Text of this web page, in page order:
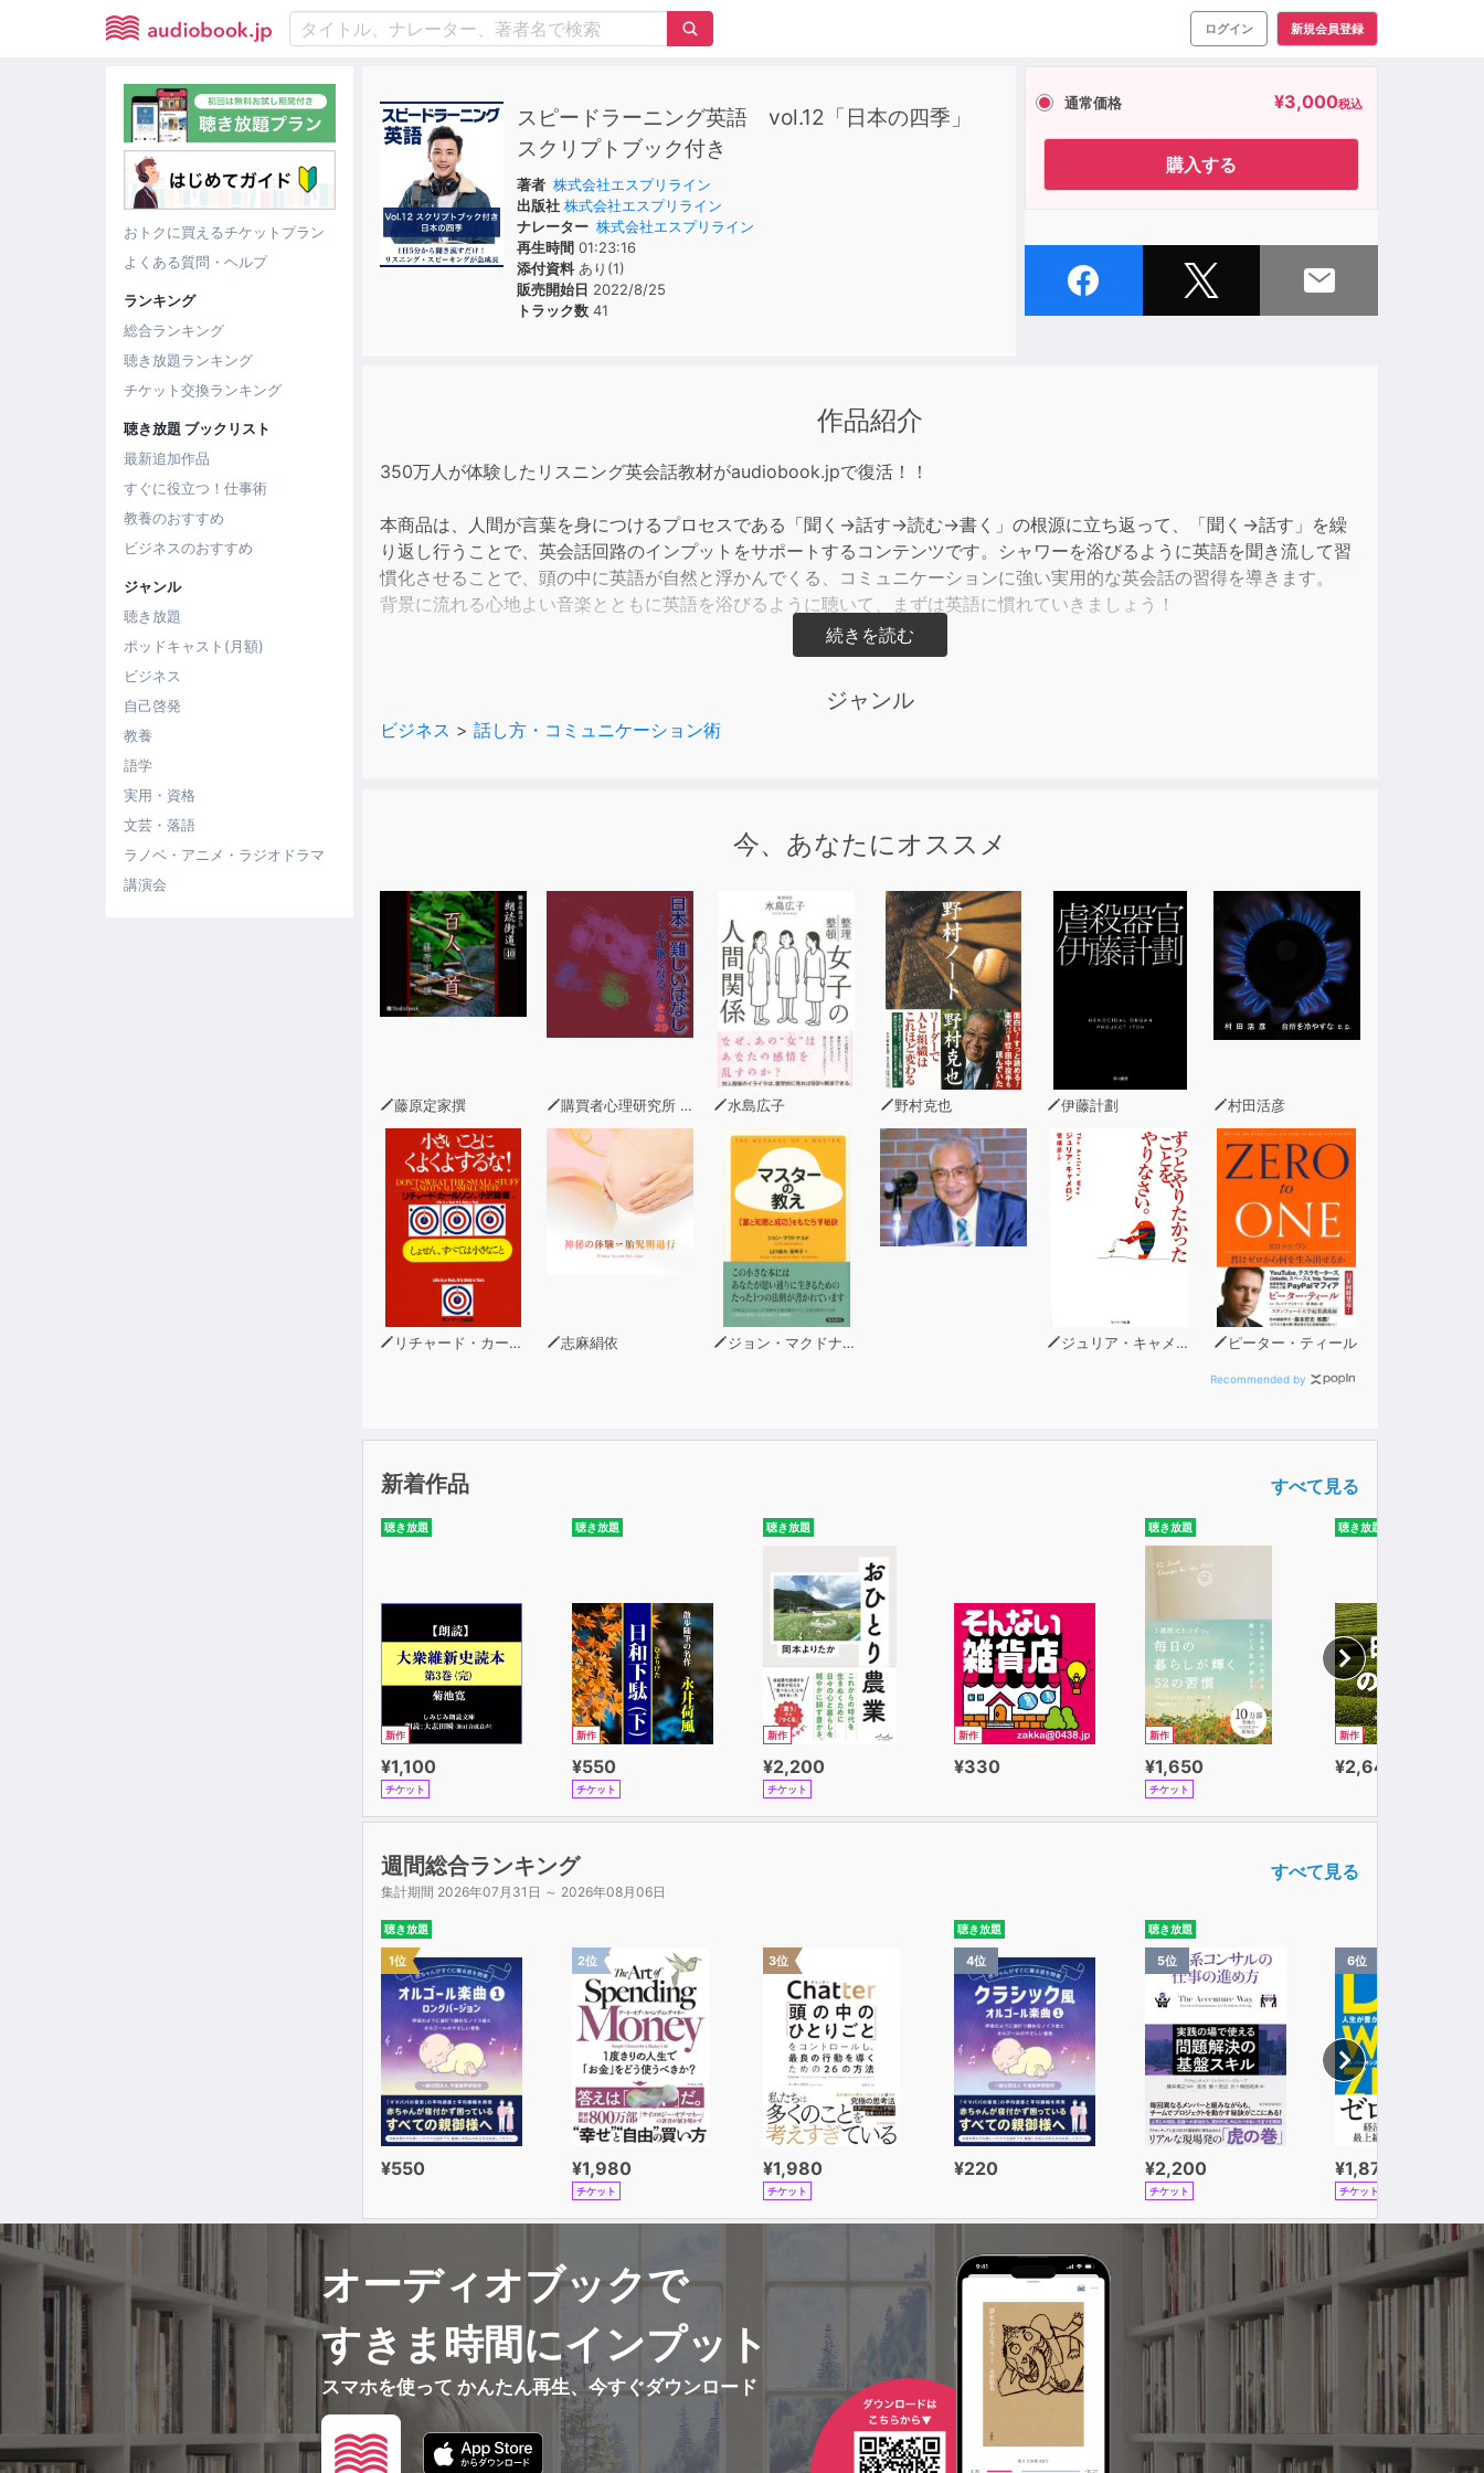
ログイン 新規会員登録
おトクに買えるチケットプラン
よくある質問・ヘルプ
ランキング
総合ランキング
聴き放題ランキング
チケット交換ランキング
聴き放題 ブックリスト
最新追加作品
すぐに役立つ！仕事術
教養のおすすめ
ビジネスのおすすめ
ジャンル
聴き放題
ポッドキャスト(月額)
ビジネス
自己啓発
教養
語学
実用・資格
文芸・落語
ラノベ・アニメ・ラジオドラマ
講演会
スピードラーニング英語 vol.12「日本の四季」
スクリプトブック付き
著者 株式会社エスプリライン
出版社 株式会社エスプリライン
ナレーター 株式会社エスプリライン
再生時間 01:23:16
添付資料あり(1)
販売開始日 2022/8/25
トラック数 41
通常価格 ¥3,000税込
購入する
作品紹介
350万人が体験したリスニング英会話教材がaudiobook.jpで復活！！
本商品は、人間が言葉を身につけるプロセスである「聞く→話す→読む→書く」の根源に立ち返って、「聞く→話す」を繰
り返し行うことで、英会話回路のインプットをサポートするコンテンツです。シャワーを浴びるように英語を聞き流して習
慣化させることで、頭の中に英語が自然と浮かんでくる、コミュニケーションに強い実用的な英会話の習得を導きます。
背景に流れる心地よい音楽とともに英語を浴びるように聴いて、まずは英語に慣れていきましょう！
スピードラーニングのサービスは終了いたしましたが、残念ながらそのいのちをわからない人がまだたくさんいることに申
と同じ方法で勉強していたのです。わからない単語を辞書で調べ、日本語に訳して意味を理解しようとしていました。
「単語の意味や文法を気にしないで、ただひたすら聞き流してほしい」と伝えました。今までの英語をいったん忘れて、音
から入っていただきたい。実は私自身も同じ過ちを犯してきたのです。英語の本を全部暗記しましたが、英語は話せるよう
にはなりませんでした。
今回、オトバンクの会長、社長、担当者の方がそのことを深く理解をしてくださり、audiobook.jpでスピードラーニングが
聞けるようになりました。感謝の思いでいっぱいです。「聞き流すだけ」ができるaudiobook.jpで多くの皆様がスピードラ
ーニングの生きた英語、使える英語を楽しく身につけていただくことを願ってやみません。
ジャンル
ビジネス > 話し方・コミュニケーション術
今、あなたにオススメ
藤原定家撰 購買者心理研究所 株式会社モデンナ 顧問 青木幹和 水島広子 野村克也 伊藤計劃 村田活彦
リチャード・カールソン 志麻絹依 ジョン・マクドナルド ジュリア・キャメロン ピーター・ティール
Recommended by
新着作品 すべて見る
聴き放題
新作
¥1,100
チケット
聴き放題
新作
¥550
チケット
聴き放題
新作
¥2,200
チケット
新作
¥330
聴き放題
新作
¥1,650
チケット
聴き放題
新作
¥2,640
週間総合ランキング
集計期間 2026年07月31日 ～ 2026年08月06日
すべて見る
聴き放題
1位
¥550
2位
¥1,980
チケット
3位
¥1,980
チケット
聴き放題
4位
¥220
聴き放題
5位
¥2,200
チケット
6位
¥1,870
チケット
オーディオブックで
すきま時間にインプット
スマホを使って かんたん再生、今すぐダウンロード